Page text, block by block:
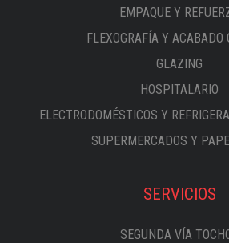
EMPAQUE Y
FLEXOGRAFÍA Y ACABADO
GLAZING
HOSPITALARIO
ELECTRODOMÉSTICOS Y
SUPERMERCADOS Y
SERVICIOS
SEGUNDA VÍA